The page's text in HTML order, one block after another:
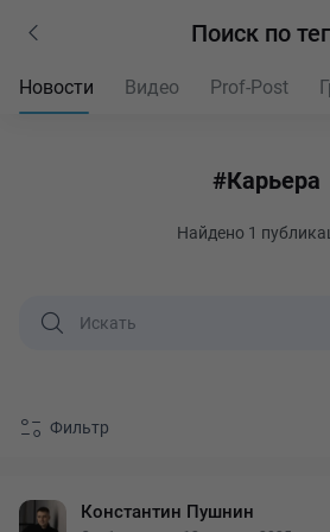
Поиск по
Новости Видео Prof-Post
#Карьера
Найдено 1
Фильтр
Константин Пушнин